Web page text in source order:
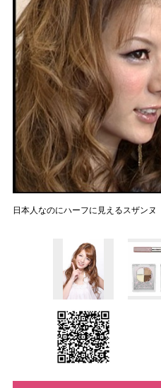
日本人なのにハーフに見えるスザンヌ